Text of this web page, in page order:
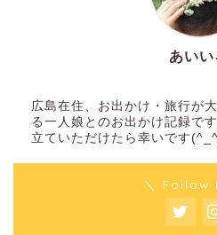
あいい
広島在住、お出かけ・旅行が
る一人娘とのお出かけ記録で
立ていただけたら幸いです
＼ Follow